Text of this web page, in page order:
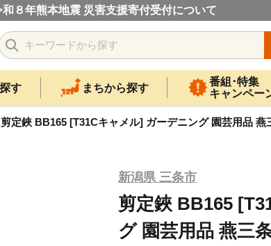
和８年熊本地震 災害支援寄付受付について
す まちから探す
番組･特集
キャンペー
剪定鋏 BB165 [T31Cキャメル] ガーデニング 園芸用品 燕
新潟県 三条市
剪定鋏 BB165
グ 園芸用品 燕三